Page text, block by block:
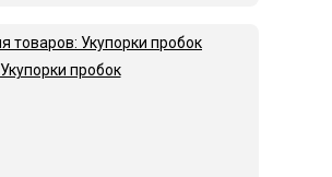
Укупорки пробок